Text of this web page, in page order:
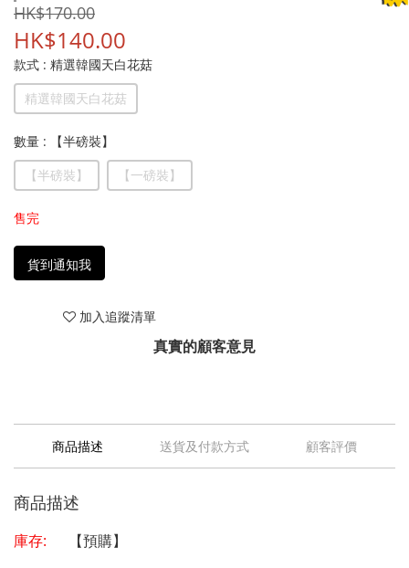
HK$170.00
HK$140.00
款式 : 精選韓國天白花菇
精選韓國天白花菇
數量 : 【半磅裝】
【半磅裝】
【一磅裝】
售完
貨到通知我
加入追蹤清單
真實的顧客意見
商品描述 送貨及付款方式 顧客評價
商品描述
庫存:
【預購】